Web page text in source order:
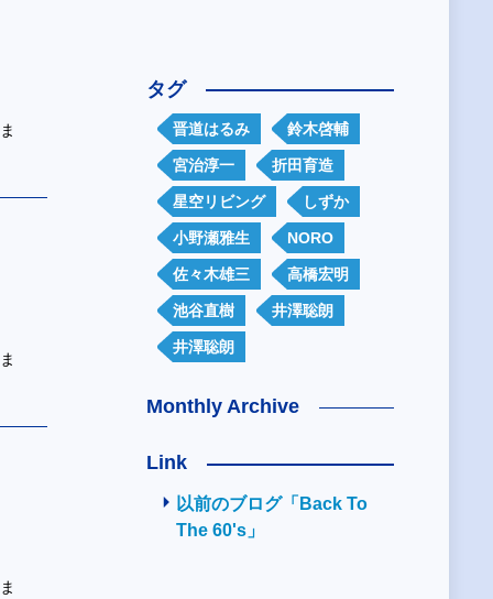
タグ
晋道はるみ 鈴木啓輔
宮治淳一 折田育造
星空リビング しずか
小野瀬雅生 NORO
佐々木雄三 高橋宏明
池谷直樹 井澤聡朗
井澤聡朗
Monthly Archive
Link
以前のブログ「Back To
The 60's」